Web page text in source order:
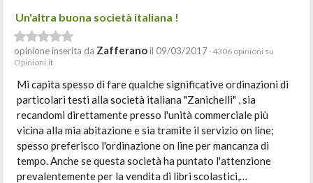
Un'altra buona società italiana !
opinione inserita da Zafferanoil 09/03/2017 · 4306 opinioni su
Opinioni.it
Mi capita spesso di fare qualche significative ordinazioni di
particolari testi alla società italiana "Zanichelli" , sia
recandomi direttamente presso l'unità commerciale più
vicina alla mia abitazione e sia tramite il servizio on line;
spesso preferisco l'ordinazione on line per mancanza di
tempo. Anche se questa società ha puntato l'attenzione
prevalentemente per la vendita di libri scolastici,…